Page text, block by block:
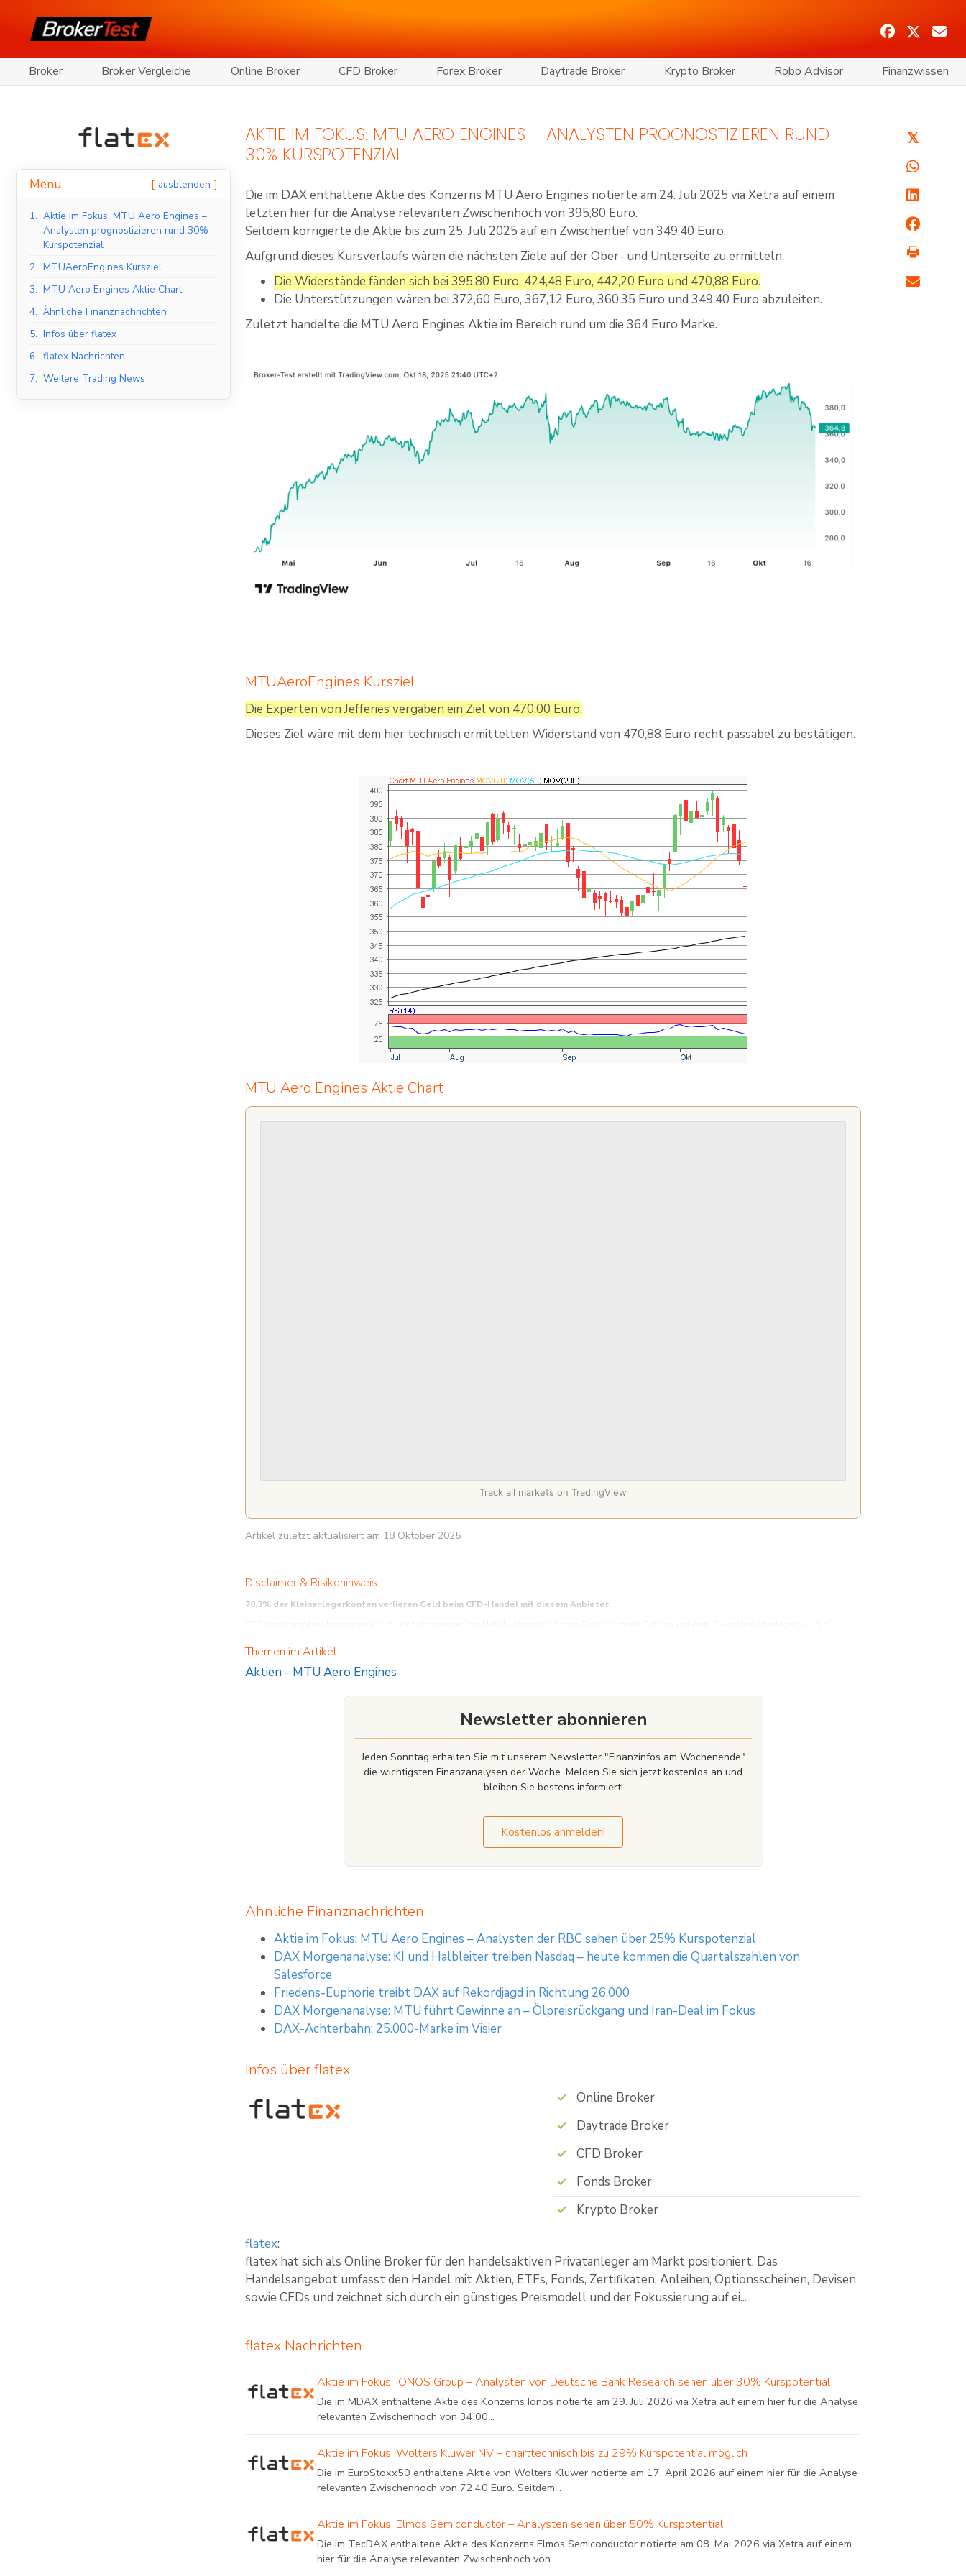
Broker Broker Vergleiche Online Broker CFD Broker Forex Broker Daytrade Broker Krypto Broker Robo Advisor Finanzwissen
Menu ausblenden
1. Aktie im Fokus: MTU Aero Engines –
Analysten prognostizieren rund 30%
Kurspotenzial
2. MTUAeroEngines Kursziel
3. MTU Aero Engines Aktie Chart
4. Ähnliche Finanznachrichten
5. Infos über flatex
6. flatex Nachrichten
7. Weitere Trading News
AKTIE IM FOKUS: MTU AERO ENGINES – ANALYSTEN PROGNOSTIZIEREN RUND
30% KURSPOTENZIAL
Die im DAX enthaltene Aktie des Konzerns MTU Aero Engines notierte am 24. Juli 2025 via Xetra auf einem
letzten hier für die Analyse relevanten Zwischenhoch von 395,80 Euro.
Seitdem korrigierte die Aktie bis zum 25. Juli 2025 auf ein Zwischentief von 349,40 Euro.
Aufgrund dieses Kursverlaufs wären die nächsten Ziele auf der Ober- und Unterseite zu ermitteln.
Die Widerstände fänden sich bei 395,80 Euro, 424,48 Euro, 442,20 Euro und 470,88 Euro.
Die Unterstützungen wären bei 372,60 Euro, 367,12 Euro, 360,35 Euro und 349,40 Euro abzuleiten.
Zuletzt handelte die MTU Aero Engines Aktie im Bereich rund um die 364 Euro Marke.
MTUAeroEngines Kursziel
Die Experten von Jefferies vergaben ein Ziel von 470,00 Euro.
Dieses Ziel wäre mit dem hier technisch ermittelten Widerstand von 470,88 Euro recht passabel zu bestätigen.
MTU Aero Engines Aktie Chart
Track all markets on TradingView
Artikel zuletzt aktualisiert am 18 Oktober 2025
Disclaimer & Risikohinweis
70,3% der Kleinanlegerkonten verlieren Geld beim CFD-Handel mit diesem Anbieter.
Themen im Artikel
Aktien - MTU Aero Engines
Newsletter abonnieren
Jeden Sonntag erhalten Sie mit unserem Newsletter "Finanzinfos am Wochenende"
die wichtigsten Finanzanalysen der Woche. Melden Sie sich jetzt kostenlos an und
bleiben Sie bestens informiert!
Kostenlos anmelden!
Ähnliche Finanznachrichten
Aktie im Fokus: MTU Aero Engines – Analysten der RBC sehen über 25% Kurspotenzial
DAX Morgenanalyse: KI und Halbleiter treiben Nasdaq – heute kommen die Quartalszahlen von
Salesforce
Friedens-Euphorie treibt DAX auf Rekordjagd in Richtung 26.000
DAX Morgenanalyse: MTU führt Gewinne an – Ölpreisrückgang und Iran-Deal im Fokus
DAX-Achterbahn: 25.000-Marke im Visier
Infos über flatex
Online Broker
Daytrade Broker
CFD Broker
Fonds Broker
Krypto Broker
flatex:
flatex hat sich als Online Broker für den handelsaktiven Privatanleger am Markt positioniert. Das
Handelsangebot umfasst den Handel mit Aktien, ETFs, Fonds, Zertifikaten, Anleihen, Optionsscheinen, Devisen
sowie CFDs und zeichnet sich durch ein günstiges Preismodell und der Fokussierung auf ei...
flatex Nachrichten
Aktie im Fokus: IONOS Group – Analysten von Deutsche Bank Research sehen über 30% Kurspotential
Die im MDAX enthaltene Aktie des Konzerns Ionos notierte am 29. Juli 2026 via Xetra auf einem hier für die Analyse
relevanten Zwischenhoch von 34,00...
Aktie im Fokus: Wolters Kluwer NV – charttechnisch bis zu 29% Kurspotential möglich
Die im EuroStoxx50 enthaltene Aktie von Wolters Kluwer notierte am 17. April 2026 auf einem hier für die Analyse
relevanten Zwischenhoch von 72,40 Euro. Seitdem...
Aktie im Fokus: Elmos Semiconductor – Analysten sehen über 50% Kurspotential
Die im TecDAX enthaltene Aktie des Konzerns Elmos Semiconductor notierte am 08. Mai 2026 via Xetra auf einem
hier für die Analyse relevanten Zwischenhoch von...
𝕏